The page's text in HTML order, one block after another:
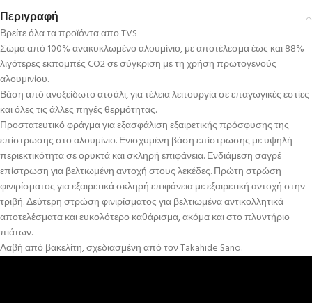
Περιγραφή
Βρείτε όλα τα προϊόντα απο TVS
Σώμα από 100% ανακυκλωμένο αλουμίνιο, με αποτέλεσμα έως και 88%
λιγότερες εκπομπές CO2 σε σύγκριση με τη χρήση πρωτογενούς
αλουμινίου.
Βάση από ανοξείδωτο ατσάλι, για τέλεια λειτουργία σε επαγωγικές εστίες
και όλες τις άλλες πηγές θερμότητας.
Προστατευτικό φράγμα για εξασφάλιση εξαιρετικής πρόσφυσης της
επίστρωσης στο αλουμίνιο. Ενισχυμένη βάση επίστρωσης με υψηλή
περιεκτικότητα σε ορυκτά και σκληρή επιφάνεια. Ενδιάμεση σαγρέ
επίστρωση για βελτιωμένη αντοχή στους λεκέδες. Πρώτη στρώση
φινιρίσματος για εξαιρετικά σκληρή επιφάνεια με εξαιρετική αντοχή στην
τριβή. Δεύτερη στρώση φινιρίσματος για βελτιωμένα αντικολλητικά
αποτελέσματα και ευκολότερο καθάρισμα, ακόμα και στο πλυντήριο
πιάτων.
Λαβή από βακελίτη, σχεδιασμένη από τον Takahide Sano.